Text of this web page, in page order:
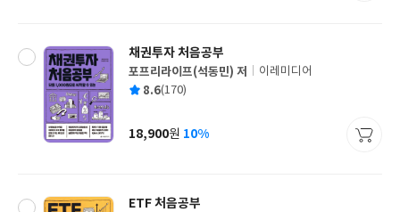
채권투자 처음공부
글
쓴
포프리라이프(석동민) 저
출
사
이레미디어
평 8.6(170)
가
18,900원 10%
ETF 처음공부